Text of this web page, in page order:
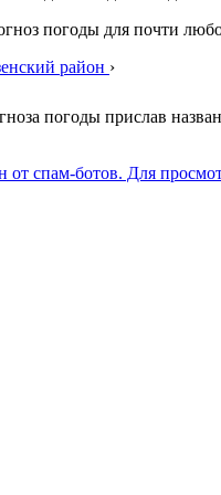
погоды для почти
район ›
погоды прислав
спам-ботов. Для